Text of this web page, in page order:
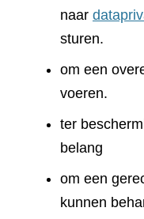
naar
sturen.
om een
voeren.
ter
belang
om een
kunnen